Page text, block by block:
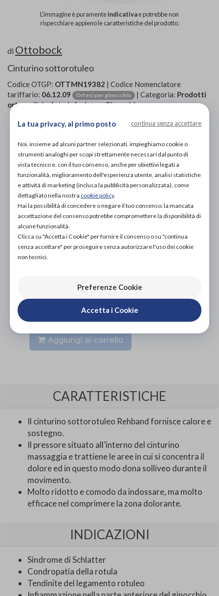
L'immagine è puramenteindicativae potrebbe non
rispecchiare appieno le caratteristiche del prodotto.
di Ottobock
Cinturino sottorotuleo
Codice OTGP: OTTMN19382 | Codice Nomenclatore
tariffario: 06.12.09 Ortesi per ginocchio | Categoria: Prodotti
ortopedici»Arto inferiore»Ginocchiere
PROVA E ACQUISTA IN NEGOZIO
DA
25,00€
PROVA E NOLEGGIA IN NEGOZIO
NON DISPONIBILE
ACQUISTA ONLINE
DA25,00€
Organizza prova in negozio
Scarica il coupon
Aggiungi al carrello
CARATTERISTICHE
Il cinturino sottorotuleo Rehband fornisce calore e
sostegno.
Il pressore situato all’interno del cinturino
massaggia e trattiene le aree in cui si concentra il
dolore ed in questo modo dona solliveo durante il
movimento.
Molto ridotto e comodo da indossare, ma molto
efficace nel comprimere la zona dolorante.
INDICAZIONI
Sindrome di Schlatter
Condropatia della rotula
Tendinite del legamento rotuleo
La tua privacy, al primo posto continua senza accettare
Noi, insieme ad alcuni partner selezionati, impieghiamo cookie o
strumenti analoghi per scopi strettamente necessari dal punto di
vista tecnico e, con il tuo consenso, anche per obiettivi legati a
funzionalità, miglioramento dell'esperienza utente, analisi statistiche
e attività di marketing (inclusa la pubblicità personalizzata), come
dettagliato nella nostra cookie policy.
Hai la possibilità di concedere o negare il tuo consenso: la mancata
accettazione del consenso potrebbe compromettere la disponibilità di
alcune funzionalità.
Clicca su "Accetta i Cookie" per fornire il consenso o su "continua
senza accettare" per proseguire senza autorizzare l'uso dei cookie
non tecnici.
Preferenze Cookie
Accetta i Cookie